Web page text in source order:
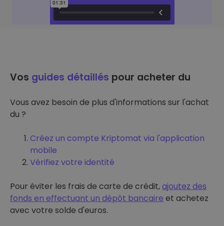
Vos guides détaillés pour acheter du
Vous avez besoin de plus d'informations sur l'achat
du ?
Créez un compte Kriptomat via l'application
mobile
Vérifiez votre identité
Pour éviter les frais de carte de crédit,ajoutez des
fonds en effectuant un dépôt bancaire et achetez
avec votre solde d'euros.